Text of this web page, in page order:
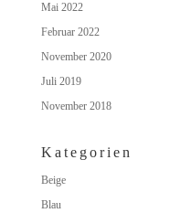
Mai 2022
Februar 2022
November 2020
Juli 2019
November 2018
Kategorien
Beige
Blau